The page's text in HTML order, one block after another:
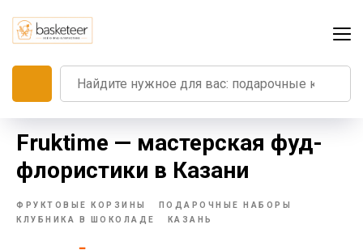
Fruktime — мастерская фуд-
флористики в Казани
ФРУКТОВЫЕ КОРЗИНЫ
ПОДАРОЧНЫЕ НАБОРЫ
КЛУБНИКА В ШОКОЛАДЕ
КАЗАНЬ